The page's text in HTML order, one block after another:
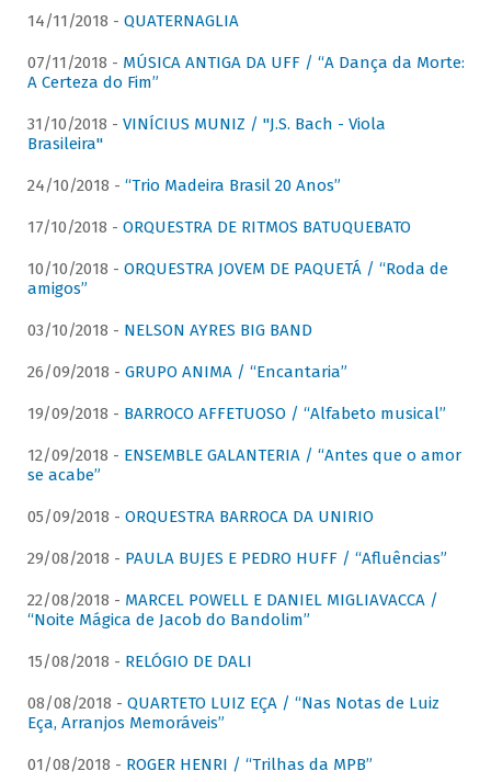
14/11/2018 - QUATERNAGLIA
07/11/2018 - MÚSICA ANTIGA DA UFF / “A Dança da Morte:
A Certeza do Fim”
31/10/2018 - VINÍCIUS MUNIZ / "J.S. Bach - Viola
Brasileira"
24/10/2018 - “Trio Madeira Brasil 20 Anos”
17/10/2018 - ORQUESTRA DE RITMOS BATUQUEBATO
10/10/2018 - ORQUESTRA JOVEM DE PAQUETÁ / “Roda de
amigos”
03/10/2018 - NELSON AYRES BIG BAND
26/09/2018 - GRUPO ANIMA / “Encantaria”
19/09/2018 - BARROCO AFFETUOSO / “Alfabeto musical”
12/09/2018 - ENSEMBLE GALANTERIA / “Antes que o amor
se acabe”
05/09/2018 - ORQUESTRA BARROCA DA UNIRIO
29/08/2018 - PAULA BUJES E PEDRO HUFF / “Afluências”
22/08/2018 - MARCEL POWELL E DANIEL MIGLIAVACCA /
“Noite Mágica de Jacob do Bandolim”
15/08/2018 - RELÓGIO DE DALI
08/08/2018 - QUARTETO LUIZ EÇA / “Nas Notas de Luiz
Eça, Arranjos Memoráveis”
01/08/2018 - ROGER HENRI / “Trilhas da MPB”